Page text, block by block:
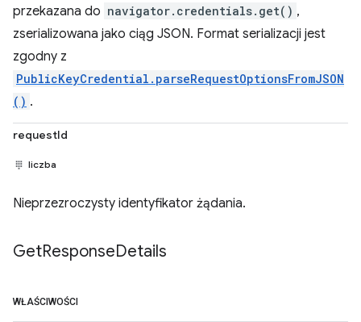
przekazana do navigator.credentials.get() ,
zserializowana jako ciąg JSON. Format serializacji jest
zgodny z
PublicKeyCredential.parseRequestOptionsFromJSON
() .
requestId
liczba
Nieprzezroczysty identyfikator żądania.
GetResponseDetails
WŁAŚCIWOŚCI